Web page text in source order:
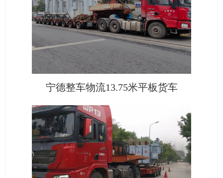
宁德整车物流13.75米平板货车